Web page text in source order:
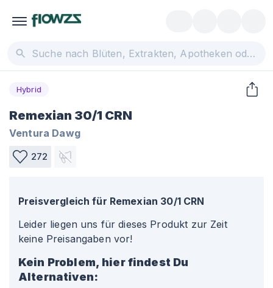
Hybrid
Remexian 30/1 CRN
Ventura Dawg
272
Preisvergleich für Remexian 30/1 CRN
Leider liegen uns für dieses Produkt zur Zeit
keine Preisangaben vor!
Kein Problem, hier findest Du
Alternativen: